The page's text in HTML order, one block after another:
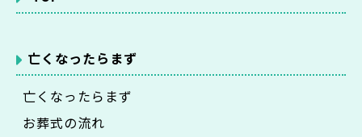
亡くなったらまず
亡くなったらまず
お葬式の流れ